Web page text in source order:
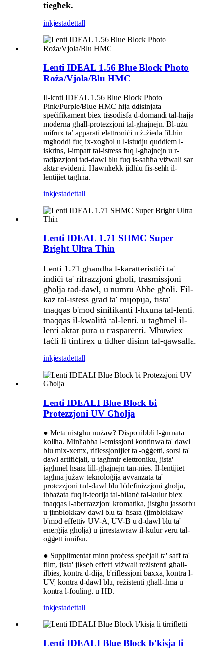
tiegħek.
inkjestadettall
Lenti IDEAL 1.56 Blue Block Photo
Roża/Vjola/Blu HMC
Il-lenti IDEAL 1.56 Blue Block Photo
Pink/Purple/Blue HMC hija ddisinjata
speċifikament biex tissodisfa d-domandi tal-ħajja
moderna għall-protezzjoni tal-għajnejn. Bl-użu
mifrux ta’ apparati elettroniċi u ż-żieda fil-ħin
mgħoddi fuq ix-xogħol u l-istudju quddiem l-
iskrins, l-impatt tal-istress fuq l-għajnejn u r-
radjazzjoni tad-dawl blu fuq is-saħħa viżwali sar
aktar evidenti. Hawnhekk jidħlu fis-seħħ il-
lentijiet tagħna.
inkjestadettall
Lenti IDEAL 1.71 SHMC Super
Bright Ultra Thin
Lenti 1.71 għandha l-karatteristiċi ta'
indiċi ta' rifrazzjoni għoli, trasmissjoni
għolja tad-dawl, u numru Abbe għoli. Fil-
każ tal-istess grad ta' mijopija, tista'
tnaqqas b'mod sinifikanti l-ħxuna tal-lenti,
tnaqqas il-kwalità tal-lenti, u tagħmel il-
lenti aktar pura u trasparenti. Mhuwiex
faċli li tinfirex u tidher disinn tal-qawsalla.
inkjestadettall
Lenti IDEALI Blue Block bi
Protezzjoni UV Għolja
● Meta nistgħu nużaw? Disponibbli l-ġurnata
kollha. Minħabba l-emissjoni kontinwa ta' dawl
blu mix-xemx, riflessjonijiet tal-oġġetti, sorsi ta'
dawl artifiċjali, u tagħmir elettroniku, jista'
jagħmel ħsara lill-għajnejn tan-nies. Il-lentijiet
tagħna jużaw teknoloġija avvanzata ta'
protezzjoni tad-dawl blu b'definizzjoni għolja,
ibbażata fuq it-teorija tal-bilanċ tal-kulur biex
tnaqqas l-aberrazzjoni kromatika, jistgħu jassorbu
u jimblokkaw dawl blu ta' ħsara (jimblokkaw
b'mod effettiv UV-A, UV-B u d-dawl blu ta'
enerġija għolja) u jirrestawraw il-kulur veru tal-
oġġett innifsu.
● Supplimentat minn proċess speċjali ta' saff ta'
film, jista' jikseb effetti viżwali reżistenti għall-
ilbies, kontra d-dija, b'riflessjoni baxxa, kontra l-
UV, kontra d-dawl blu, reżistenti għall-ilma u
kontra l-fouling, u HD.
inkjestadettall
Lenti IDEALI Blue Block b'kisja li